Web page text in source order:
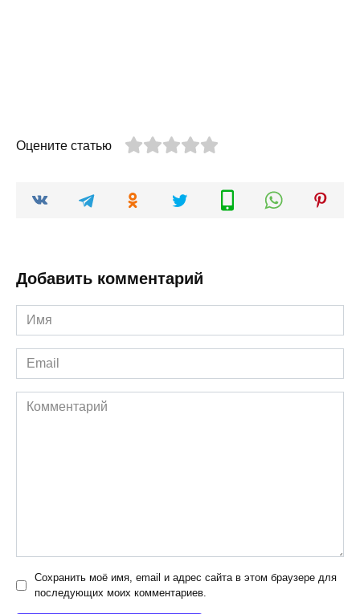
Оцените статью
Добавить комментарий
Имя
*
Email
*
Комментарий
Сохранить моё имя, email и адрес сайта в этом браузере для
последующих моих комментариев.